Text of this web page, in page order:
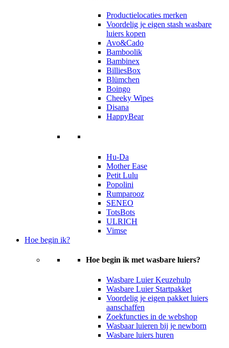
Productielocaties merken
Voordelig je eigen stash wasbare
luiers kopen
Avo&Cado
Bamboolik
Bambinex
BilliesBox
Blümchen
Boingo
Cheeky Wipes
Disana
HappyBear
Hu-Da
Mother Ease
Petit Lulu
Popolini
Rumparooz
SENEO
TotsBots
ULRICH
Vimse
Hoe begin ik?
Hoe begin ik met wasbare luiers?
Wasbare Luier Keuzehulp
Wasbare Luier Startpakket
Voordelig je eigen pakket luiers
aanschaffen
Zoekfuncties in de webshop
Wasbaar luieren bij je newborn
Wasbare luiers huren